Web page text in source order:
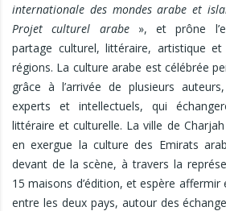
internationale des mondes arabe et
Projet culturel arabe», et prône
partage culturel, littéraire, artistique
régions. La culture arabe est célébrée
grâce à l’arrivée de plusieurs
experts et intellectuels, qui
littéraire et culturelle. La ville de
en exergue la culture des Emirats
devant de la scène, à travers la
15 maisons d’édition, et espère affermir
entre les deux pays, autour des